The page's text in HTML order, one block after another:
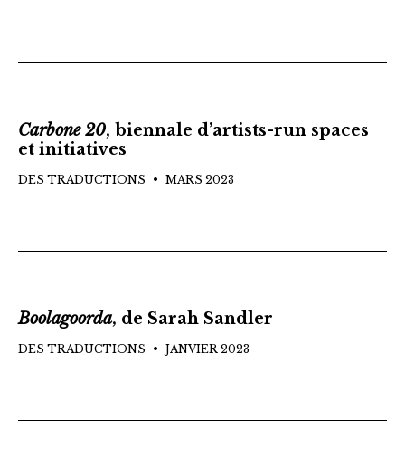
DES TRADUCTIONS MARS 2023
Carbone 20, biennale d’artists-run spaces
et initiatives
DES TRADUCTIONS JANVIER 2023
Boolagoorda, de Sarah Sandler